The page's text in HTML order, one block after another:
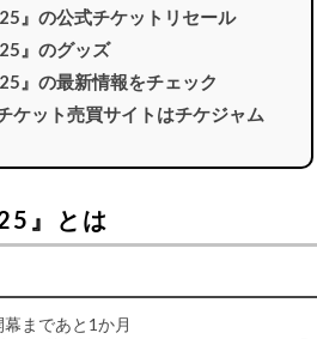
』の公式チケットリセール
』のグッズ
』の最新情報をチェック
ケット売買サイトはチケジャム
』とは
まであと1か月